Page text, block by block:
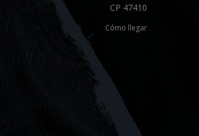
CP 47410
Cómo llegar